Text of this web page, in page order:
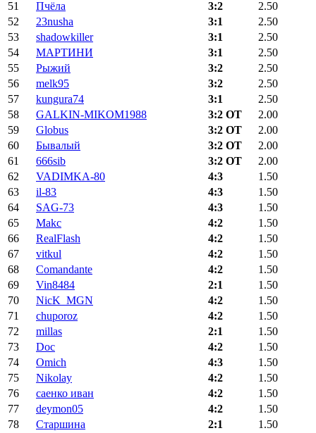
51 Пчёла 3:2
2.50
52
23nusha 3:1
2.50
53
shadowkiller 3:1
2.50
54
МАРТИНИ 3:1
2.50
55
Рыжий 3:2
2.50
56
melk95 3:2
2.50
57
kungura74 3:1
2.50
58
GALKIN-MIKOM1988 3:2 ОТ
2.00
59
Globus 3:2 ОТ
2.00
60
Бывалый 3:2 ОТ
2.00
61
666sib 3:2 ОТ
2.00
62
VADIMKA-80 4:3
1.50
63
il-83 4:3
1.50
64
SAG-73 4:3
1.50
65
Makc 4:2
1.50
66
RealFlash 4:2
1.50
67
vitkul 4:2
1.50
68
Comandante 4:2
1.50
69
Vin8484 2:1
1.50
70
NicK_MGN 4:2
1.50
71
chuporoz 4:2
1.50
72
millas 2:1
1.50
73
Doc 4:2
1.50
74
Omich 4:3
1.50
75
Nikolay 4:2
1.50
76
саенко иван 4:2
1.50
77
deymon05 4:2
1.50
78
Старшина 2:1
1.50